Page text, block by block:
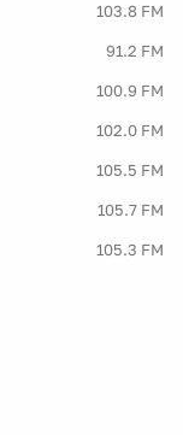
103.8 FM
91.2 FM
100.9 FM
102.0 FM
105.5 FM
105.7 FM
105.3 FM